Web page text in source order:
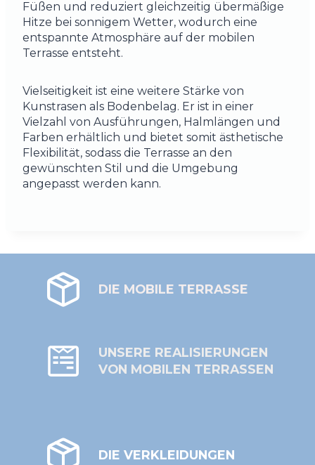
Füßen und reduziert gleichzeitig übermäßige
Hitze bei sonnigem Wetter, wodurch eine
entspannte Atmosphäre auf der mobilen
Terrasse entsteht.
Vielseitigkeit ist eine weitere Stärke von
Kunstrasen als Bodenbelag. Er ist in einer
Vielzahl von Ausführungen, Halmlängen und
Farben erhältlich und bietet somit ästhetische
Flexibilität, sodass die Terrasse an den
gewünschten Stil und die Umgebung
angepasst werden kann.
DIE MOBILE TERRASSE
UNSERE REALISIERUNGEN
VON MOBILEN TERRASSEN
DIE VERKLEIDUNGEN